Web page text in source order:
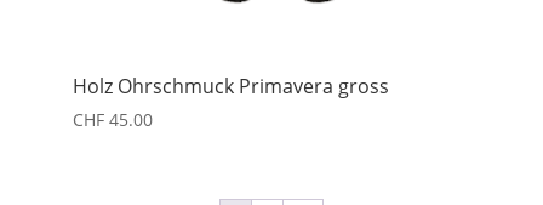
Holz Ohrschmuck Primavera gross
CHF45.00